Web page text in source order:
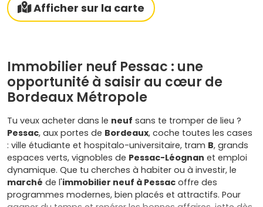
Afficher sur la carte
Immobilier neuf Pessac : une
opportunité à saisir au cœur de
Bordeaux Métropole
Tu veux acheter dans le neuf sans te tromper de lieu ?
Pessac, aux portes de Bordeaux, coche toutes les cases
: ville étudiante et hospitalo-universitaire, tram B, grands
espaces verts, vignobles de Pessac-Léognan et emploi
dynamique. Que tu cherches à habiter ou à investir, le
marché de l'immobilier neuf à Pessac offre des
programmes modernes, bien placés et attractifs. Pour